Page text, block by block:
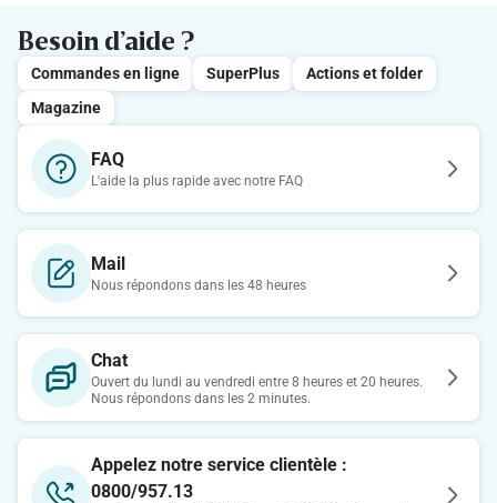
Besoin d’aide ?
Commandes en ligne SuperPlus
Actions et folder
Magazine
FAQ
L'aide la plus rapide avec notre FAQ
Mail
Nous répondons dans les 48 heures
Chat
Ouvert du lundi au vendredi entre 8 heures et 20 heures.
Nous répondons dans les 2 minutes.
Appelez notre service clientèle :
0800/957.13